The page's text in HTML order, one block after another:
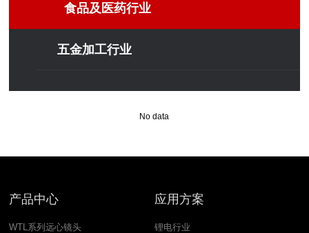
食品及医药行业
五金加工行业
No data
产品中心
WTL系列远心镜头
应用方案
锂电行业